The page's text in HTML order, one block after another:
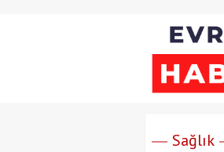
Sağlık